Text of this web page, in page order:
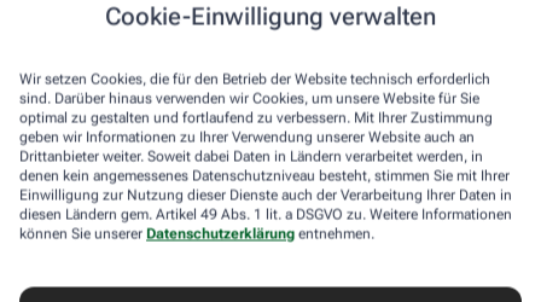
Cookie-Einwilligung verwalten
Wir setzen Cookies, die für den Betrieb der Website technisch erforderlich
sind. Darüber hinaus verwenden wir Cookies, um unsere Website für Sie
optimal zu gestalten und fortlaufend zu verbessern. Mit Ihrer Zustimmung
geben wir Informationen zu Ihrer Verwendung unserer Website auch an
Drittanbieter weiter. Soweit dabei Daten in Ländern verarbeitet werden, in
denen kein angemessenes Datenschutzniveau besteht, stimmen Sie mit Ihrer
Einwilligung zur Nutzung dieser Dienste auch der Verarbeitung Ihrer Daten in
diesen Ländern gem. Artikel 49 Abs. 1 lit. a DSGVO zu. Weitere Informationen
können Sie unserer Datenschutzerklärung entnehmen.
renommierten Schmerzklinik Kiel lässt sich übersichtlich
Das kann helfen, persönliche Muster zu erkennen und die
Attacken besser zu behandeln, etwa durch den optimalen
Einnahmezeitpunkt von Migräne-Medikamenten. Darüber hinaus
stellt die App viele nützliche Informationen zu Migräne bereit
sowie aktive Verfahren zur Entspannung und Stressbewältigung.
Aimo gesund bewegt: Digitaler Personal
Trainer